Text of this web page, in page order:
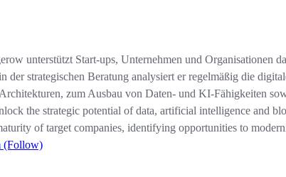
unterstützt Start-ups, Unternehmen und Organisationen
der strategischen Beratung analysiert er regelmäßig die
zum Ausbau von Daten- und KI-Fähigkeiten
the strategic potential of data, artificial intelligence and
of target companies, identifying opportunities to
(Follow)